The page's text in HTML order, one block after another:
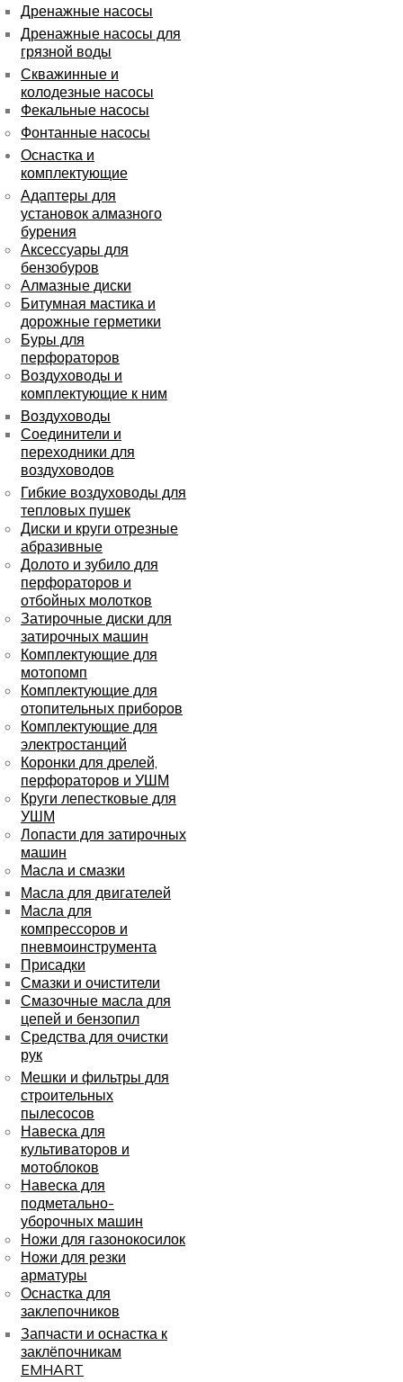
Дренажные насосы
Дренажные насосы для
грязной воды
Скважинные и
колодезные насосы
Фекальные насосы
Фонтанные насосы
Оснастка и
комплектующие
Адаптеры для
установок алмазного
бурения
Аксессуары для
бензобуров
Алмазные диски
Битумная мастика и
дорожные герметики
Буры для
перфораторов
Воздуховоды и
комплектующие к ним
Воздуховоды
Соединители и
переходники для
воздуховодов
Гибкие воздуховоды для
тепловых пушек
Диски и круги отрезные
абразивные
Долото и зубило для
перфораторов и
отбойных молотков
Затирочные диски для
затирочных машин
Комплектующие для
мотопомп
Комплектующие для
отопительных приборов
Комплектующие для
электростанций
Коронки для дрелей,
перфораторов и УШМ
Круги лепестковые для
УШМ
Лопасти для затирочных
машин
Масла и смазки
Масла для двигателей
Масла для
компрессоров и
пневмоинструмента
Присадки
Смазки и очистители
Смазочные масла для
цепей и бензопил
Средства для очистки
рук
Мешки и фильтры для
строительных
пылесосов
Навеска для
культиваторов и
мотоблоков
Навеска для
подметально-
уборочных машин
Ножи для газонокосилок
Ножи для резки
арматуры
Оснастка для
заклепочников
Запчасти и оснастка к
заклёпочникам
EMHART